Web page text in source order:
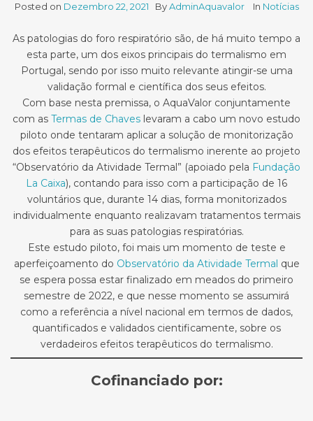
Posted on Dezembro 22, 2021 ByAdminAquavalor In Notícias
As patologias do foro respiratório são, de há muito tempo a
esta parte, um dos eixos principais do termalismo em
Portugal, sendo por isso muito relevante atingir-se uma
validação formal e científica dos seus efeitos.
Com base nesta premissa, o AquaValor conjuntamente
com as Termas de Chaves levaram a cabo um novo estudo
piloto onde tentaram aplicar a solução de monitorização
dos efeitos terapêuticos do termalismo inerente ao projeto
“Observatório da Atividade Termal” (apoiado pela Fundação
La Caixa), contando para isso com a participação de 16
voluntários que, durante 14 dias, forma monitorizados
individualmente enquanto realizavam tratamentos termais
para as suas patologias respiratórias.
Este estudo piloto, foi mais um momento de teste e
aperfeiçoamento do Observatório da Atividade Termal que
se espera possa estar finalizado em meados do primeiro
semestre de 2022, e que nesse momento se assumirá
como a referência a nível nacional em termos de dados,
quantificados e validados cientificamente, sobre os
verdadeiros efeitos terapêuticos do termalismo.
Cofinanciado por: